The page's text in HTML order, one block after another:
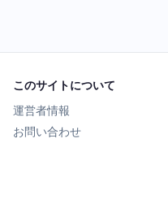
このサイトについて
運営者情報
お問い合わせ